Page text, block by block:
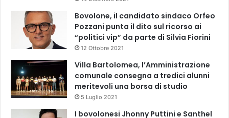
Bovolone, il candidato sindaco Orfeo
Pozzani punta il dito sul ricorso ai
“politici vip” da parte di Silvia Fiorini
12 Ottobre 2021
Villa Bartolomea, l’Amministrazione
comunale consegna a tredici alunni
meritevoli una borsa di studio
5 Luglio 2021
I bovolonesi Jhonny Puttini e Santhel